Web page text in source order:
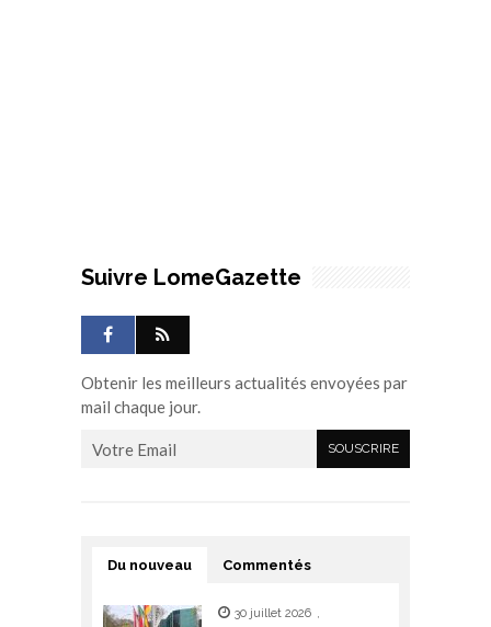
Suivre LomeGazette
Obtenir les meilleurs actualités envoyées par
mail chaque jour.
Du nouveau Commentés
30 juillet 2026 ,